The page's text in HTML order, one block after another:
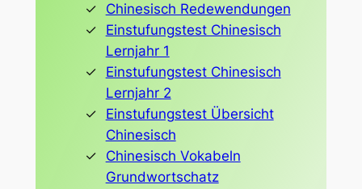
Chinesisch Redewendungen
Einstufungstest Chinesisch
Lernjahr 1
Einstufungstest Chinesisch
Lernjahr 2
Einstufungstest Übersicht
Chinesisch
Chinesisch Vokabeln
Grundwortschatz